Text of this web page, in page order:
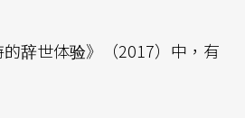
辞世体验》（2017）中，有